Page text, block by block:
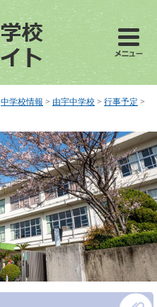
中学校情報 > 由宇中学校 > 行事予定 >